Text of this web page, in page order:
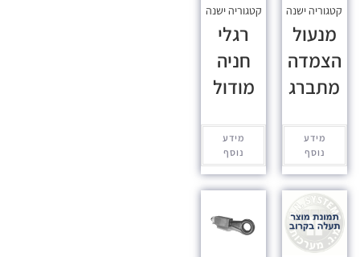
קטגוריה ישנה
מנעול
הצמדה
מתברג
מידע
נוסף
קטגוריה ישנה
רגלי
חניה
מודול
מידע
נוסף